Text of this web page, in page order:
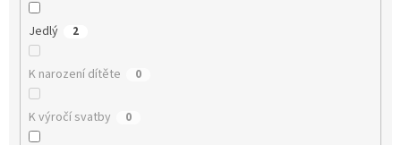
Jedlý 2
K narození dítěte 0
K výročí svatby 0